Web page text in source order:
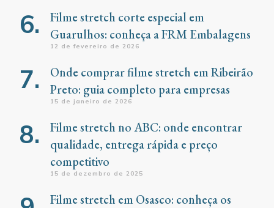
Filme stretch corte especial em
Guarulhos: conheça a FRM Embalagens
12 de fevereiro de 2026
Onde comprar filme stretch em Ribeirão
Preto: guia completo para empresas
15 de janeiro de 2026
Filme stretch no ABC: onde encontrar
qualidade, entrega rápida e preço
competitivo
15 de dezembro de 2025
Filme stretch em Osasco: conheça os